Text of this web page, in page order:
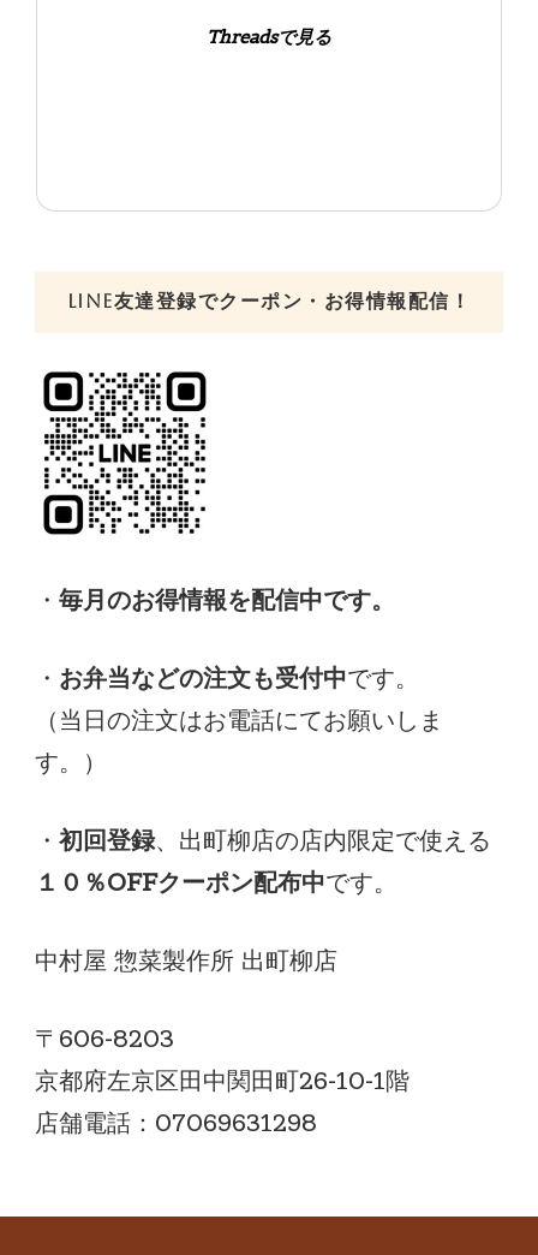
Threadsで見る
LINE友達登録でクーポン・お得情報配信！
・ 毎月のお得情報を配信中です。
・ お弁当などの注文も受付中です。
（当日の注文はお電話にてお願いしま
す。）
・ 初回登録、出町柳店の店内限定で使える
１０％OFFクーポン配布中です。
中村屋 惣菜製作所 出町柳店
〒606-8203
京都府左京区田中関田町26-10-1階
店舗電話：07069631298